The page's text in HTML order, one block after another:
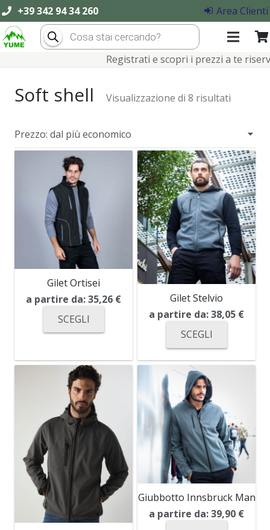
+39 342 94 34 260
Area Clienti
Products
search
Registrati e scopri i prezzi a te
Soft shell Visualizzazione di 8 risultati
Gilet Ortisei
a partire da:35,26 €
SCEGLI
Gilet Stelvio
a partire da:38,05 €
SCEGLI
Giubbotto Innsbruck Man
a partire da:39,90 €